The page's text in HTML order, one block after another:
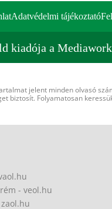
Adatvédelmi tájékoztató
kiadója a
jelent minden olvasó
biztosít. Folyamatosan
- veol.hu